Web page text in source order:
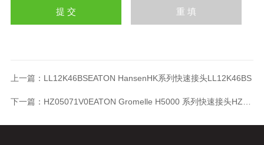
上一篇： LL12K46BSEATON HansenHK系列快速接头LL12K46BS
下一篇： HZ05071V0EATON Gromelle H5000 系列快速接头HZ05071V0